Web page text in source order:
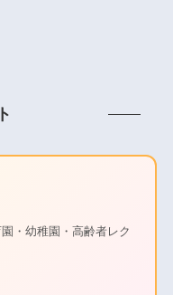
・幼稚園・高齢者レク